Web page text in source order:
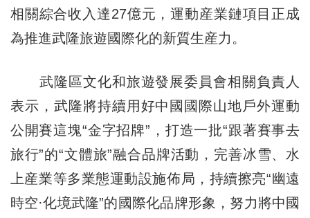
相關綜合收入達27億元，運動産業鏈項目正成
為推進武隆旅遊國際化的新質生産力。
武隆區文化和旅遊發展委員會相關負責人
表示，武隆將持續用好中國國際山地戶外運動
公開賽這塊“金字招牌”，打造一批“跟著賽事去
旅行”的“文體旅”融合品牌活動，完善冰雪、水
上産業等多業態運動設施佈局，持續擦亮“幽遠
時空·化境武隆”的國際化品牌形象，努力將中國